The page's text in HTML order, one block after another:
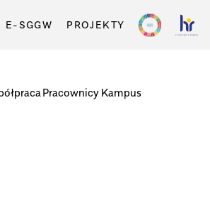
E-SGGW PROJEKTY
Pracownicy Kampus